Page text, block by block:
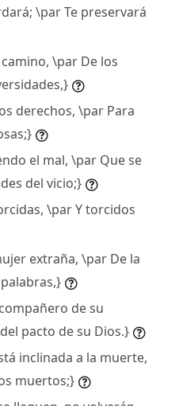
\par Te preservará
\par De los
derechos, \par Para
el mal, \par Que se
del vicio;}
\par Y torcidos
extraña, \par De la
de su
pacto de su Dios.}
inclinada a la muerte,
muertos;}